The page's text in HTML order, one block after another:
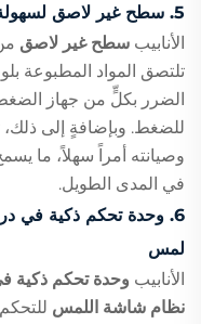
5. سطح غير لاصق لسهولة
الأنابيب سطح غير لاصق
تلتصق المواد المطبوعة
الضرر بكلٍّ من جهاز
للضغط. وبإضافةٍ إلى ذلك،
وصيانته أمراً سهلاً، ما
في المدى الطويل.
6. وحدة تحكم ذكية في
لمس
الأنابيب وحدة تحكم ذكية
نظام شاشة اللمس